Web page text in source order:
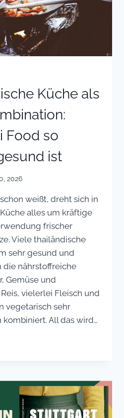
Küche als
Food so
ist
2026
weißt, dreht sich in
alles um kräftige
frischer
Viele thailändische
sehr gesund und
nährstoffreiche
Gemüse und
vielerlei Fleisch und
vegetarisch sehr
All das wird…